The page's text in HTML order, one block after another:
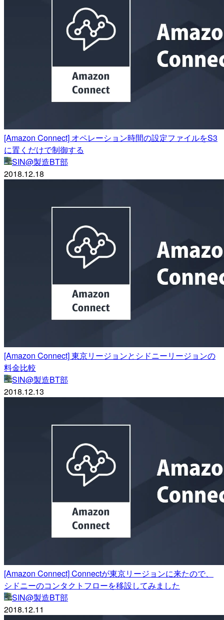
[Amazon Connect] オペレーション時間の設定ファイルをS3
に置くだけで制御する
SIN@製造BT部
2018.12.18
[Amazon Connect] 東京リージョンとシドニーリージョンの
料金比較
SIN@製造BT部
2018.12.13
[Amazon Connect] Connectが東京リージョンに来たので、
シドニーのコンタクトフローを移設してみました
SIN@製造BT部
2018.12.11